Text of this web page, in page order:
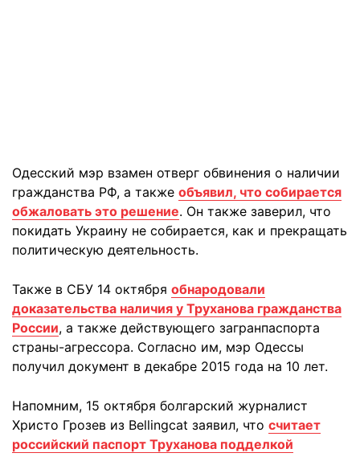
Одесский мэр взамен отверг обвинения о наличии
гражданства РФ, а также объявил, что собирается
обжаловать это решение. Он также заверил, что
покидать Украину не собирается, как и прекращать
политическую деятельность.
Также в СБУ 14 октября обнародовали
доказательства наличия у Труханова гражданства
России, а также действующего загранпаспорта
страны-агрессора. Согласно им, мэр Одессы
получил документ в декабре 2015 года на 10 лет.
Напомним, 15 октября болгарский журналист
Христо Грозев из Bellingcat заявил, что считает
российский паспорт Труханова подделкой